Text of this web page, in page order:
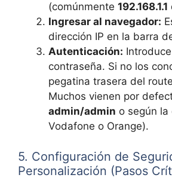
(comúnmente 192.168.1.1
Ingresar al navegador:
dirección IP en la barra
Autenticación:
contraseña. Si no los
pegatina trasera del
Muchos vienen por
admin/admin o según la
Vodafone o Orange).
5. Configuración de
Personalización (Pasos